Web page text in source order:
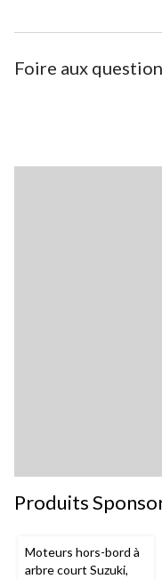
Foire aux
Produits
Moteurs hors-bord à
arbre court Suzuki,